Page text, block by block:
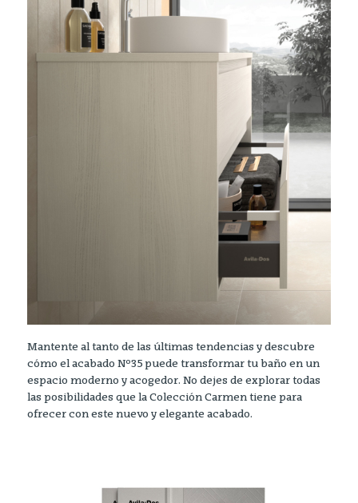
Mantente al tanto de las últimas tendencias y descubre
cómo el acabado Nº35 puede transformar tu baño en un
espacio moderno y acogedor. No dejes de explorar todas
las posibilidades que la Colección Carmen tiene para
ofrecer con este nuevo y elegante acabado.